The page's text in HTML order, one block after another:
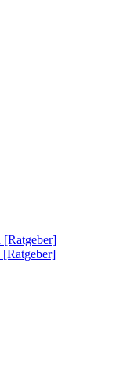
[Ratgeber]